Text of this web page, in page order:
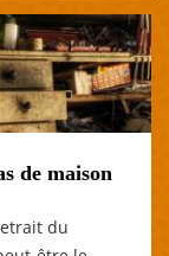
de maison
du